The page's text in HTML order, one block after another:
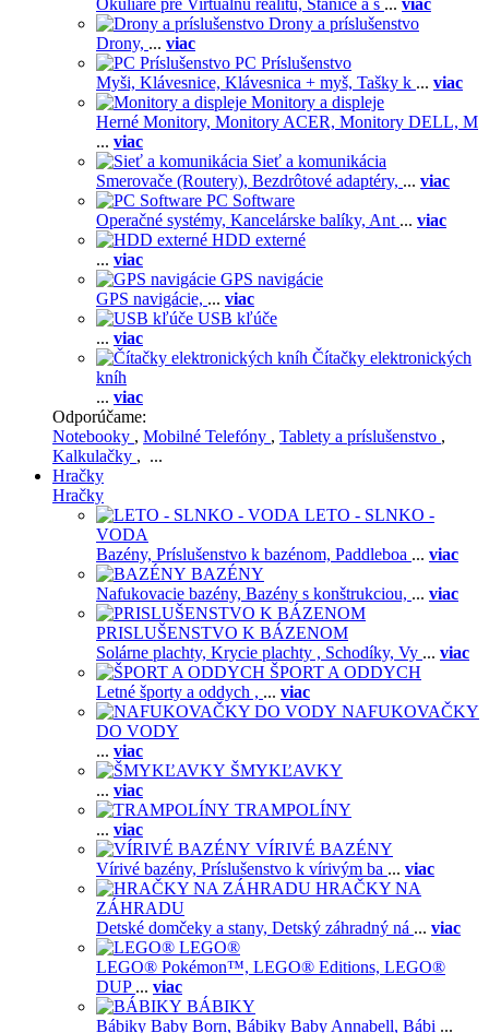
Okuliare pre Virtuálnu realitu, Stanice a s ... viac
Drony a príslušenstvo
Drony, ... viac
PC Príslušenstvo
Myši, Klávesnice, Klávesnica + myš, Tašky k ... viac
Monitory a displeje
Herné Monitory, Monitory ACER, Monitory DELL, M
... viac
Sieť a komunikácia
Smerovače (Routery), Bezdrôtové adaptéry, ... viac
PC Software
Operačné systémy, Kancelárske balíky, Ant ... viac
HDD externé
... viac
GPS navigácie
GPS navigácie, ... viac
USB kľúče
... viac
Čítačky elektronických
kníh
... viac
Odporúčame:
Notebooky , Mobilné Telefóny , Tablety a príslušenstvo ,
Kalkulačky , ...
Hračky
Hračky
LETO - SLNKO -
VODA
Bazény, Príslušenstvo k bazénom, Paddleboa ... viac
BAZÉNY
Nafukovacie bazény, Bazény s konštrukciou, ... viac
PRISLUŠENSTVO K BÁZENOM
Solárne plachty, Krycie plachty , Schodíky, Vy ... viac
ŠPORT A ODDYCH
Letné športy a oddych , ... viac
NAFUKOVAČKY
DO VODY
... viac
ŠMYKĽAVKY
... viac
TRAMPOLÍNY
... viac
VÍRIVÉ BAZÉNY
Vírivé bazény, Príslušenstvo k vírivým ba ... viac
HRAČKY NA
ZÁHRADU
Detské domčeky a stany, Detský záhradný ná ... viac
LEGO®
LEGO® Pokémon™, LEGO® Editions, LEGO®
DUP ... viac
BÁBIKY
Bábiky Baby Born, Bábiky Baby Annabell, Bábi ...